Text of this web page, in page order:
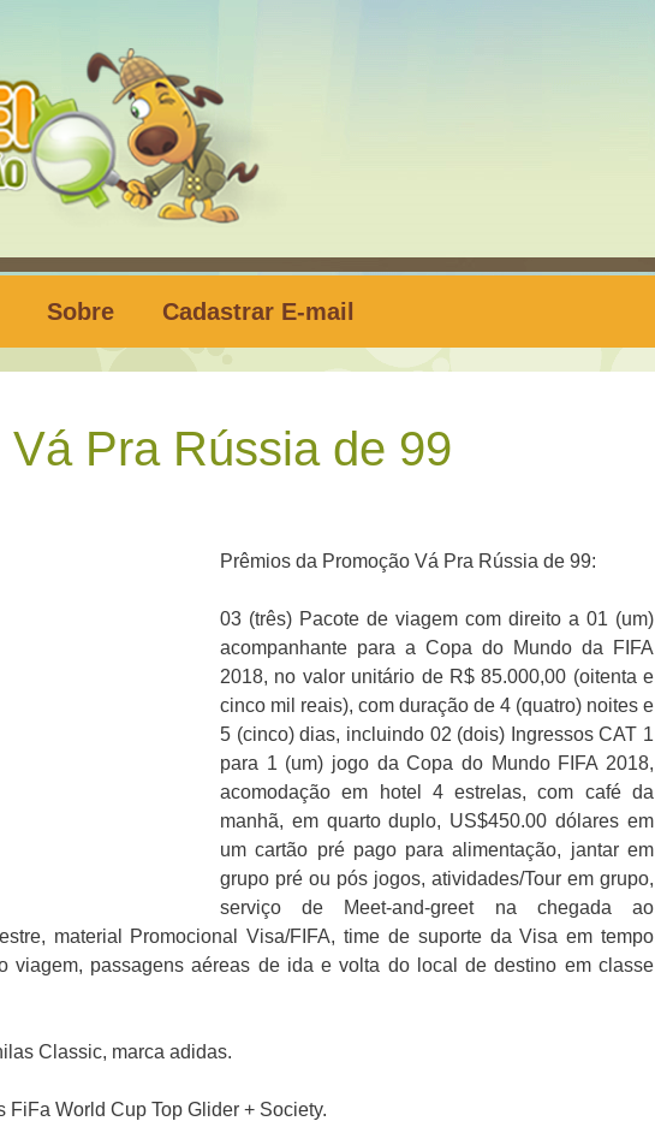
Sobre Cadastrar E-mail
Vá Pra Rússia de 99
Prêmios da Promoção Vá Pra Rússia de 99:
03 (três) Pacote de viagem com direito a 01 (um)
acompanhante para a Copa do Mundo da FIFA
2018, no valor unitário de R$ 85.000,00 (oitenta e
cinco mil reais), com duração de 4 (quatro) noites e
5 (cinco) dias, incluindo 02 (dois) Ingressos CAT 1
para 1 (um) jogo da Copa do Mundo FIFA 2018,
acomodação em hotel 4 estrelas, com café da
manhã, em quarto duplo, US$450.00 dólares em
um cartão pré pago para alimentação, jantar em
grupo pré ou pós jogos, atividades/Tour em grupo,
serviço de Meet-and-greet na chegada ao
material Promocional Visa/FIFA, time de suporte da Visa em tempo
viagem, passagens aéreas de ida e volta do local de destino em classe
Classic, marca adidas.
FiFa World Cup Top Glider + Society.